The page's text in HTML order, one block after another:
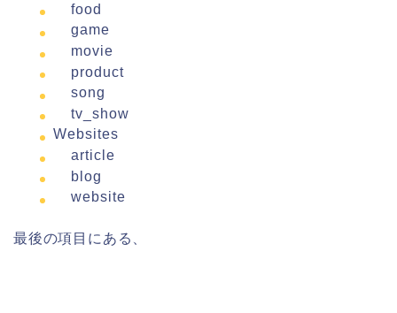
food
game
movie
product
song
tv_show
Websites
article
blog
website
最後の項目にある、